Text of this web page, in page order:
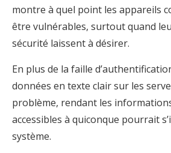
montre à quel point les appareils
être vulnérables, surtout quand
sécurité laissent à désirer.
En plus de la faille
données en texte clair sur les
problème, rendant les
accessibles à quiconque pourrait
système.